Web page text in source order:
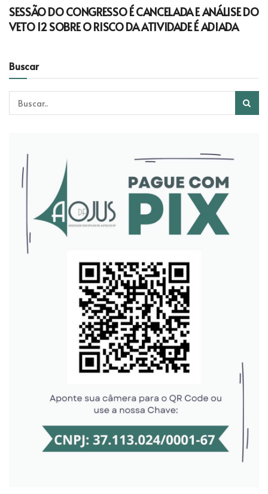
SESSÃO DO CONGRESSO É CANCELADA E ANÁLISE DO
VETO 12 SOBRE O RISCO DA ATIVIDADE É ADIADA
Buscar